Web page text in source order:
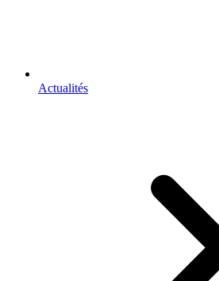
Actualités